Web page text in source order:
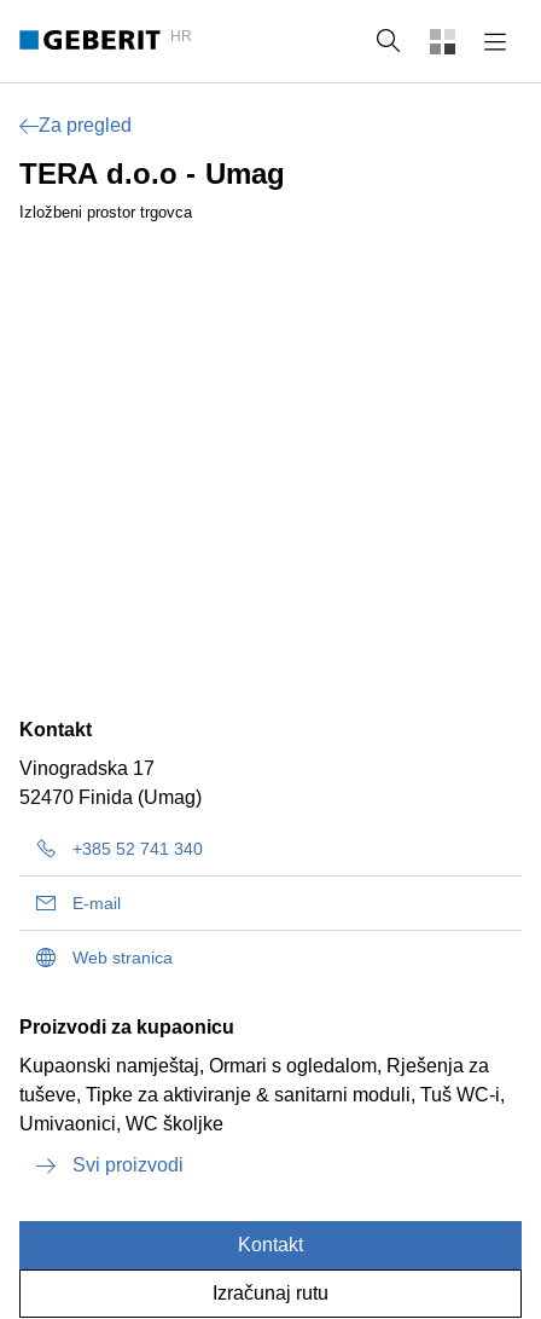
HR Pretraži
Za pregled
TERA d.o.o - Umag
Izložbeni prostor trgovca
Kontakt
Vinogradska 17
52470 Finida (Umag)
+385 52 741 340
E-mail
Web stranica
Proizvodi za kupaonicu
Kupaonski namještaj, Ormari s ogledalom, Rješenja za
tuševe, Tipke za aktiviranje & sanitarni moduli, Tuš WC-i,
Umivaonici, WC školjke
Svi proizvodi
Kontakt
Izračunaj rutu